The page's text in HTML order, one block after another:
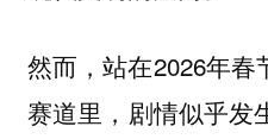
然而，站在2026年
赛道里，剧情似乎发